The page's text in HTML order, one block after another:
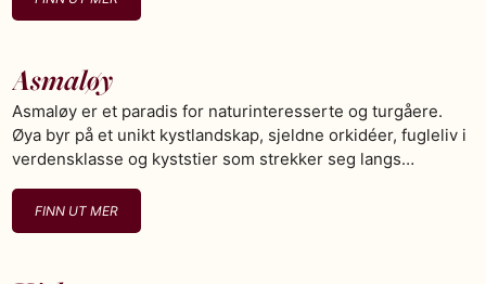
Asmaløy
Asmaløy er et paradis for naturinteresserte og turgåere.
Øya byr på et unikt kystlandskap, sjeldne orkidéer, fugleliv i
verdensklasse og kyststier som strekker seg langs…
FINN UT MER